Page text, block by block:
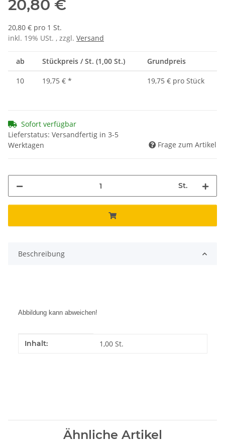
20,80 €
20,80 € pro 1 St.
inkl. 19% USt. , zzgl. Versand
ab Stückpreis / St. (1,00 St.) Grundpreis
10 19,75 € * 19,75 € pro Stück
Sofort verfügbar
Lieferstatus: Versandfertig in 3-5
Werktagen
Frage zum Artikel
St.
Beschreibung
Abbildung kann abweichen!
Produkteigenschaft
Wert
Inhalt: 1,00 St.
Ähnliche Artikel